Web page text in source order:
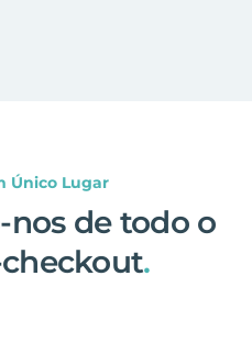
Único Lugar
de todo o
.